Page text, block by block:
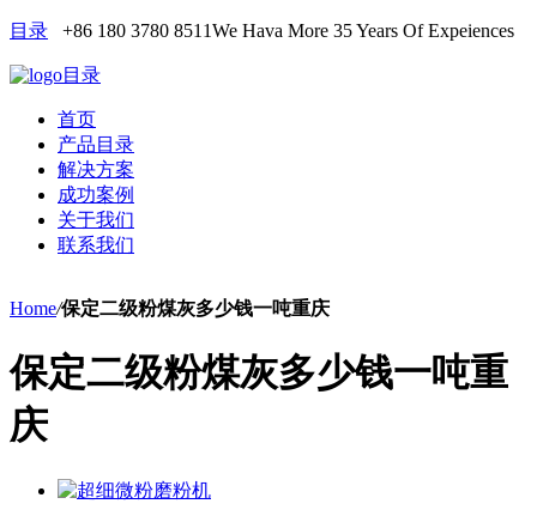
目录 +86 180 3780 8511We Hava More 35 Years Of Expeiences
目录
首页
产品目录
解决方案
成功案例
关于我们
联系我们
Home/保定二级粉煤灰多少钱一吨重庆
保定二级粉煤灰多少钱一吨重
庆